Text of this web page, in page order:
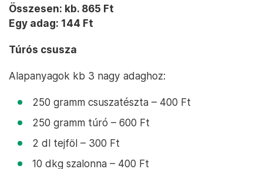
Összesen: kb. 865 Ft
Egy adag: 144 Ft
Túrós csusza
Alapanyagok kb 3 nagy adaghoz:
250 gramm csuszatészta – 400 Ft
250 gramm túró – 600 Ft
2 dl tejföl – 300 Ft
10 dkg szalonna – 400 Ft